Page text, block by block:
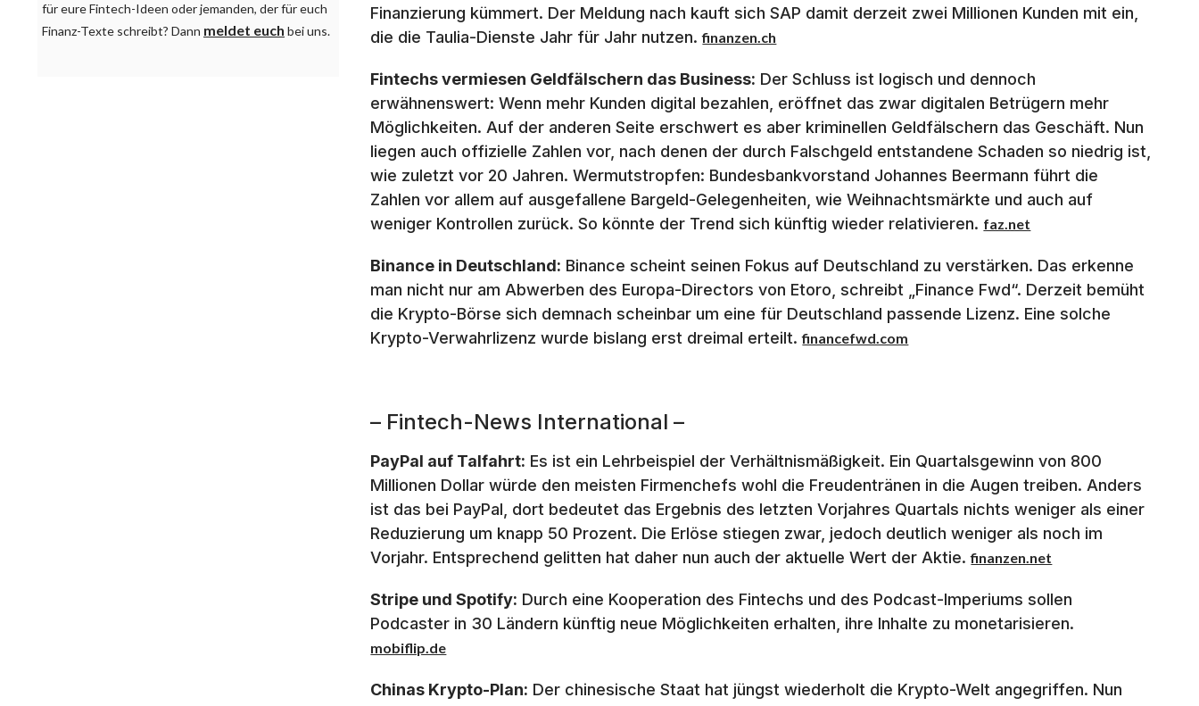
für eure Fintech-Ideen oder jemanden, der für euch
Finanz-Texte schreibt? Dann meldet euch bei uns.
Finanzierung kümmert. Der Meldung nach kauft sich SAP damit derzeit zwei Millionen Kunden mit ein,
die die Taulia-Dienste Jahr für Jahr nutzen.finanzen.ch
Fintechs vermiesen Geldfälschern das Business: Der Schluss ist logisch und dennoch
erwähnenswert: Wenn mehr Kunden digital bezahlen, eröffnet das zwar digitalen Betrügern mehr
Möglichkeiten. Auf der anderen Seite erschwert es aber kriminellen Geldfälschern das Geschäft. Nun
liegen auch offizielle Zahlen vor, nach denen der durch Falschgeld entstandene Schaden so niedrig ist,
wie zuletzt vor 20 Jahren. Wermutstropfen: Bundesbankvorstand Johannes Beermann führt die
Zahlen vor allem auf ausgefallene Bargeld-Gelegenheiten, wie Weihnachtsmärkte und auch auf
weniger Kontrollen zurück. So könnte der Trend sich künftig wieder relativieren. faz.net
Binance in Deutschland: Binance scheint seinen Fokus auf Deutschland zu verstärken. Das erkenne
man nicht nur am Abwerben des Europa-Directors von Etoro, schreibt „Finance Fwd“. Derzeit bemüht
die Krypto-Börse sich demnach scheinbar um eine für Deutschland passende Lizenz. Eine solche
Krypto-Verwahrlizenz wurde bislang erst dreimal erteilt.financefwd.com
– Fintech-News International –
PayPal auf Talfahrt: Es ist ein Lehrbeispiel der Verhältnismäßigkeit. Ein Quartalsgewinn von 800
Millionen Dollar würde den meisten Firmenchefs wohl die Freudentränen in die Augen treiben. Anders
ist das bei PayPal, dort bedeutet das Ergebnis des letzten Vorjahres Quartals nichts weniger als einer
Reduzierung um knapp 50 Prozent. Die Erlöse stiegen zwar, jedoch deutlich weniger als noch im
Vorjahr. Entsprechend gelitten hat daher nun auch der aktuelle Wert der Aktie.finanzen.net
Stripe und Spotify: Durch eine Kooperation des Fintechs und des Podcast-Imperiums sollen
Podcaster in 30 Ländern künftig neue Möglichkeiten erhalten, ihre Inhalte zu monetarisieren.
mobiflip.de
Chinas Krypto-Plan: Der chinesische Staat hat jüngst wiederholt die Krypto-Welt angegriffen. Nun